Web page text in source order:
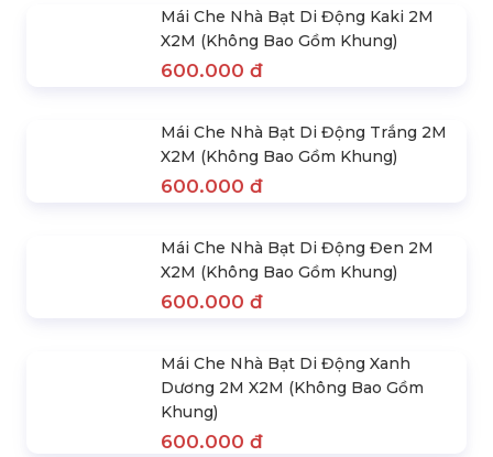
600.000 đ
Mái Che Nhà Bạt Di Động Kaki 2M
X2M (Không Bao Gồm Khung)
600.000 đ
Mái Che Nhà Bạt Di Động Trắng 2M
X2M (Không Bao Gồm Khung)
600.000 đ